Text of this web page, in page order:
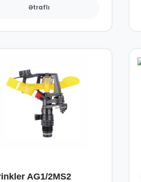
Ətraflı
AG1/2MS2